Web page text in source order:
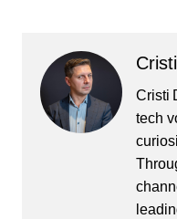
Cristi
tech